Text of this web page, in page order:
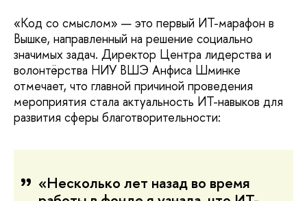
«Код со смыслом» — это первый ИТ-марафон в
Вышке, направленный на решение социально
значимых задач. Директор Центра лидерства и
волонтёрства НИУ ВШЭ Анфиса Шминке
отмечает, что главной причиной проведения
мероприятия стала актуальность ИТ-навыков для
развития сферы благотворительности:
«Несколько лет назад во время